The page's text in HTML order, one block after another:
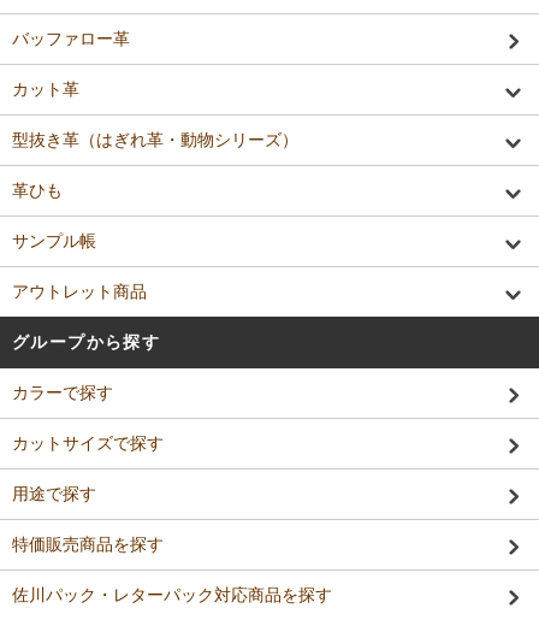
バッファロー革
カット革
型抜き革（はぎれ革・動物シリーズ）
革ひも
サンプル帳
アウトレット商品
グループから探す
カラーで探す
カットサイズで探す
用途で探す
特価販売商品を探す
佐川パック・レターパック対応商品を探す